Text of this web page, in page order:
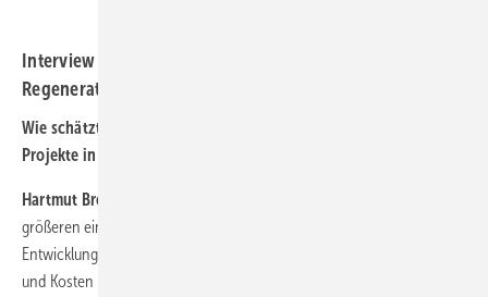
Interview mit Hartmut Brösamle, Vorstand des
Regenerativunternehmens wpd AG in Bremen.
Wie schätzt wpd selbst die Wirtschaftlichkeit immer kleinerer
Projekte in Deutschland ein?
Hartmut Brösamle:
größeren einem höheren Wettbewerbs- und Kostendruck. Die
Entwicklung solcher Projekte ist aber aus Sicht von Dauer, Aufwand
und Kosten im Wesentlichen vergleichbar. Als Beispiel können die